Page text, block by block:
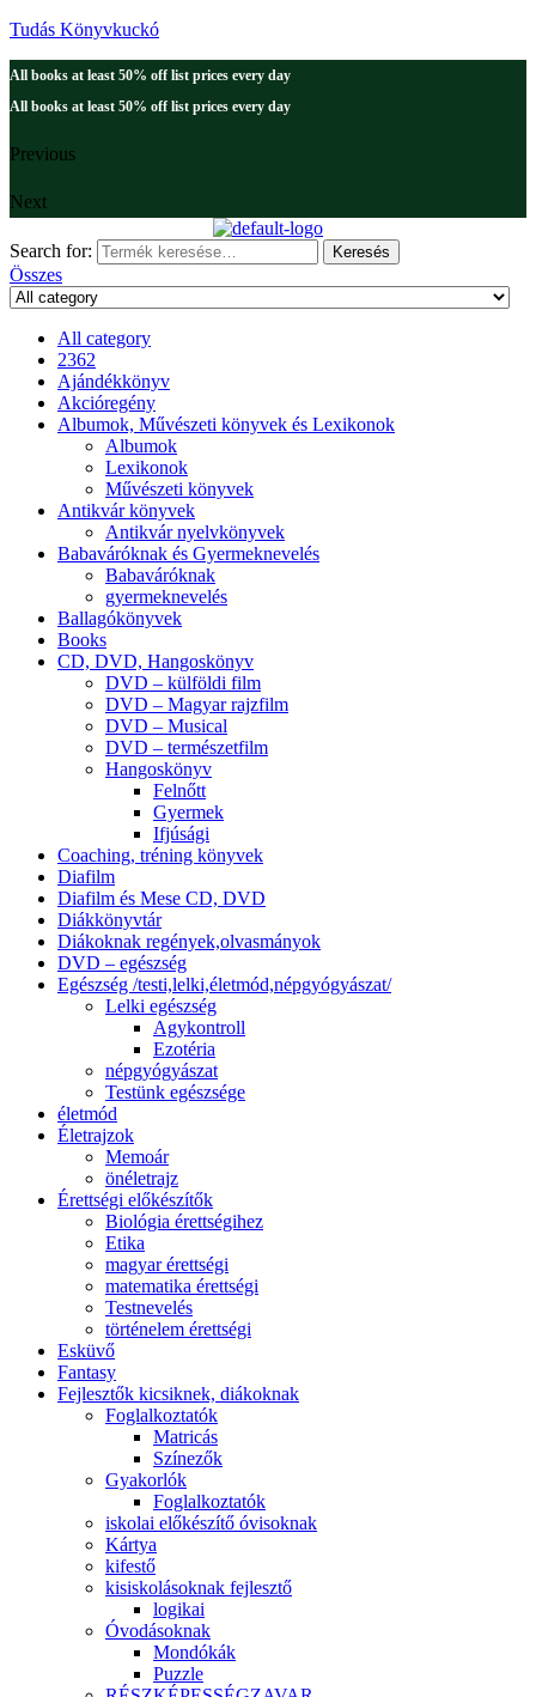
Tudás Könyvkuckó
All books at least 50% off list prices every day
All books at least 50% off list prices every day
Previous
Next
Search for: Keresés
Összes
All category
2362
Ajándékkönyv
Akcióregény
Albumok, Művészeti könyvek és Lexikonok
Albumok
Lexikonok
Művészeti könyvek
Antikvár könyvek
Antikvár nyelvkönyvek
Babaváróknak és Gyermeknevelés
Babaváróknak
gyermeknevelés
Ballagókönyvek
Books
CD, DVD, Hangoskönyv
DVD – külföldi film
DVD – Magyar rajzfilm
DVD – Musical
DVD – természetfilm
Hangoskönyv
Felnőtt
Gyermek
Ifjúsági
Coaching, tréning könyvek
Diafilm
Diafilm és Mese CD, DVD
Diákkönyvtár
Diákoknak regények,olvasmányok
DVD – egészség
Egészség /testi,lelki,életmód,népgyógyászat/
Lelki egészség
Agykontroll
Ezotéria
népgyógyászat
Testünk egészsége
életmód
Életrajzok
Memoár
önéletrajz
Érettségi előkészítők
Biológia érettségihez
Etika
magyar érettségi
matematika érettségi
Testnevelés
történelem érettségi
Esküvő
Fantasy
Fejlesztők kicsiknek, diákoknak
Foglalkoztatók
Matricás
Színezők
Gyakorlók
Foglalkoztatók
iskolai előkészítő óvisoknak
Kártya
kifestő
kisiskolásoknak fejlesztő
logikai
Óvodásoknak
Mondókák
Puzzle